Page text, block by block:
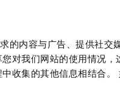
的内容与广告、提供社交
对我们网站的使用情况
收集的其他信息相结合